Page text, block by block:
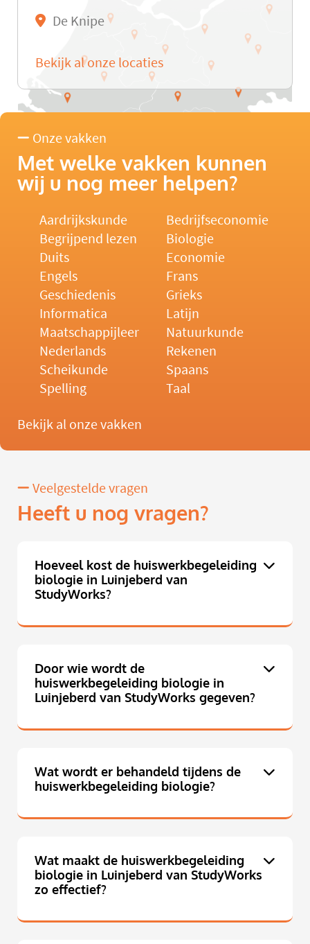
De Knipe
Bekijk al onze locaties
Onze vakken
Met welke vakken kunnen
wij u nog meer helpen?
Aardrijkskunde
Bedrijfseconomie
Begrijpend lezen
Biologie
Duits
Economie
Engels
Frans
Geschiedenis
Grieks
Informatica
Latijn
Maatschappijleer
Natuurkunde
Nederlands
Rekenen
Scheikunde
Spaans
Spelling
Taal
Bekijk al onze vakken
Veelgestelde vragen
Heeft u nog vragen?
Hoeveel kost de huiswerkbegeleiding
biologie in Luinjeberd van
StudyWorks?
Door wie wordt de
huiswerkbegeleiding biologie in
Luinjeberd van StudyWorks gegeven?
Wat wordt er behandeld tijdens de
huiswerkbegeleiding biologie?
Wat maakt de huiswerkbegeleiding
biologie in Luinjeberd van StudyWorks
zo effectief?